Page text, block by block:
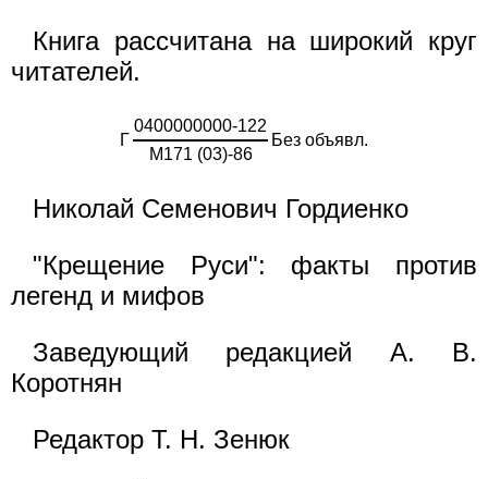
Книга рассчитана на широкий круг
читателей.
Г
0400000000-122
Без объявл.
М171 (03)-86
Николай Семенович Гордиенко
"Крещение Руси": факты против
легенд и мифов
Заведующий редакцией А. В.
Коротнян
Редактор Т. Н. Зенюк